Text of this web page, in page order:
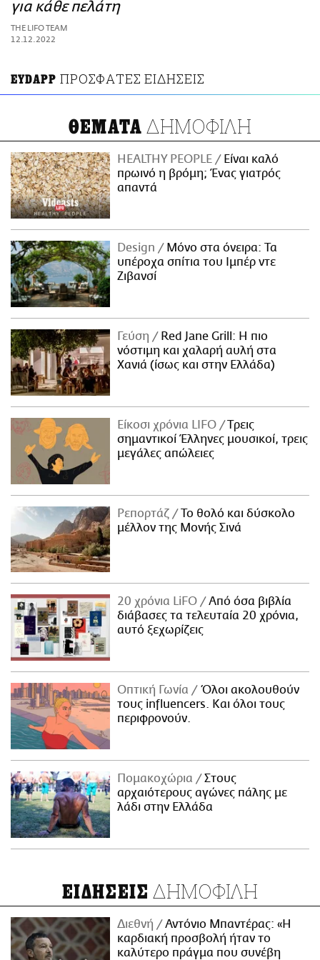
PRINT
για κάθε πελάτη
THE LIFO TEAM
12.12.2022
EYDAPP ΠΡΟΣΦΑΤΕΣ ΕΙΔΗΣΕΙΣ
ΘΕΜΑΤΑ ΔΗΜΟΦΙΛΗ
HEALTHY PEOPLE
Είναι καλό
πρωινό η βρόμη; Ένας γιατρός
απαντά
Design
Μόνο στα όνειρα: Τα
υπέροχα σπίτια του Ιμπέρ ντε
Ζιβανσί
Γεύση
Red Jane Grill: Η πιο
νόστιμη και χαλαρή αυλή στα
Χανιά (ίσως και στην Ελλάδα)
Είκοσι χρόνια LIFO
Tρεις
σημαντικοί Έλληνες μουσικοί, τρεις
μεγάλες απώλειες
Ρεπορτάζ
Το θολό και δύσκολο
μέλλον της Μονής Σινά
20 χρόνια LiFO
Από όσα βιβλία
διάβασες τα τελευταία 20 χρόνια,
αυτό ξεχωρίζεις
Οπτική Γωνία
Όλοι ακολουθούν
τους influencers. Και όλοι τους
περιφρονούν.
Πομακοχώρια
Στους
αρχαιότερους αγώνες πάλης με
λάδι στην Ελλάδα
ΕΙΔΗΣΕΙΣ ΔΗΜΟΦΙΛΗ
Διεθνή
Αντόνιο Μπαντέρας: «Η
καρδιακή προσβολή ήταν το
καλύτερο πράγμα που συνέβη